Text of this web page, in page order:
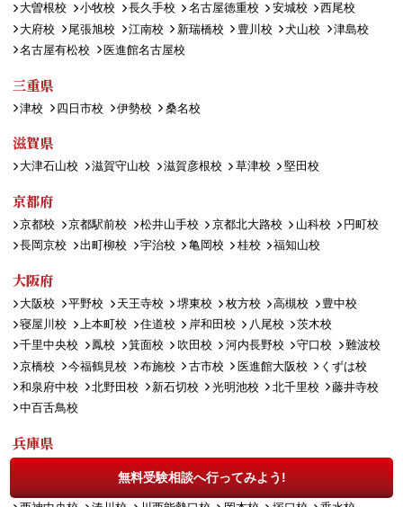
無料受験相談へ行ってみよう!
大曽根校
小牧校 長久手校 名古屋徳重校 安城校
西尾校
大府校
尾張旭校 江南校 新瑞橋校 豊川校 犬山校
津島校
名古屋有松校
医進館名古屋校
三重県
津校 四日市校 伊勢校 桑名校
滋賀県
大津石山校 滋賀守山校 滋賀彦根校 草津校 堅田校
京都府
京都校 京都駅前校 松井山手校 京都北大路校 山科校
円町校
長岡京校
出町柳校 宇治校 亀岡校 桂校 福知山校
大阪府
大阪校 平野校 天王寺校 堺東校 枚方校 高槻校
豊中校
寝屋川校
上本町校 住道校 岸和田校 八尾校
茨木校
千里中央校
鳳校 箕面校 吹田校 河内長野校 守口校
難波校
京橋校
今福鶴見校 布施校 古市校 医進館大阪校
くずは校
和泉府中校
北野田校 新石切校 光明池校 北千里校
藤井寺校
中百舌鳥校
兵庫県
神戸板宿校 三田校
阪神甲子園校